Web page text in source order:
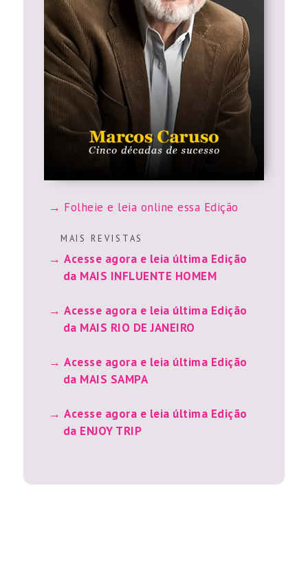
Folheie e leia online essa Edição
M A I S R E V I S T A S
Acesse agora e leia última Edição
da MAIS INFLUENTE HOMEM
Acesse agora e leia última Edição
da MAIS RIO DE JANEIRO
Acesse agora e leia última Edição
da MAIS SAMPA
Acesse agora e leia última Edição
da ENJOY TRIP